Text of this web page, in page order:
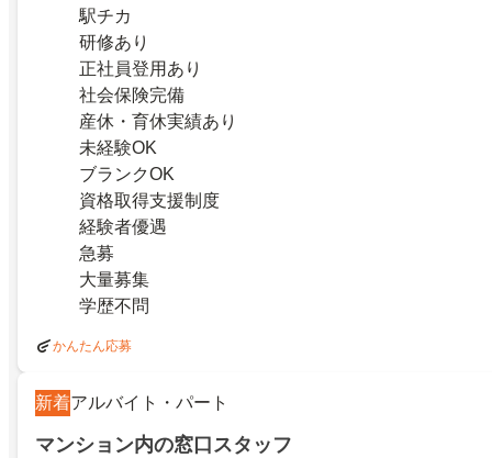
駅チカ
研修あり
正社員登用あり
社会保険完備
産休・育休実績あり
未経験OK
ブランクOK
資格取得支援制度
経験者優遇
急募
大量募集
学歴不問
かんたん応募
新着アルバイト・パート
マンション内の窓口スタッフ